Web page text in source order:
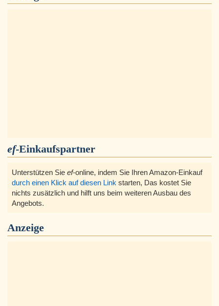
ef-Einkaufspartner
Unterstützen Sie ef-online, indem Sie Ihren Amazon-Einkauf
durch einen Klick auf diesen Link starten, Das kostet Sie
nichts zusätzlich und hilft uns beim weiteren Ausbau des
Angebots.
Anzeige